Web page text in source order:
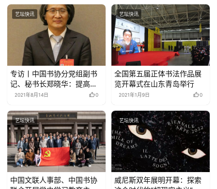
艺坛快讯
专访丨中国书协分党组副书
记、秘书长郑晓华：提高全
面综合素养 为未来在艺术上
2021年8月14日 0
艺坛快讯
全国第五届正体书法作品展
览开幕式在山东青岛举行
2021年1月9日 0
艺坛快讯
中国文联人事部、中国书协
艺坛快讯
威尼斯双年展明开幕：探索